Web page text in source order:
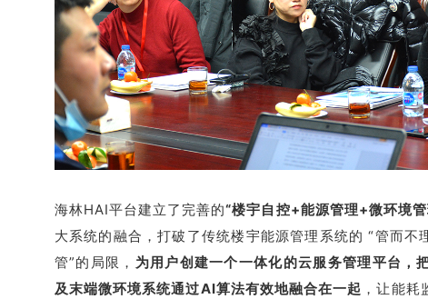
海林HAI平台建立了完善的“楼宇自控+能源管理+微环境管
大系统的融合，打破了传统楼宇能源管理系统的 “管而不
管”的局限， 为用户创建一个一体化的云服务管理平台，
及末端微环境系统通过AI算法有效地融合在一起 ，让能耗